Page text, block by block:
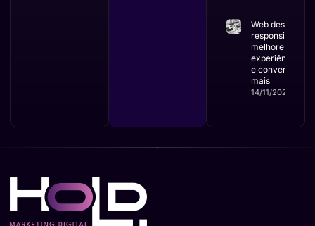
Web design
responsivo:
melhore a
experiência
e converta
mais
14/11/2025